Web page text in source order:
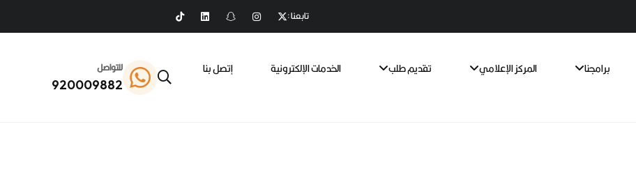
تابعنا :
برامجنا المركز الإعلامي تقديم طلب الخدمات الإلكترونية
إتصل بنا
للتواصل
920009882